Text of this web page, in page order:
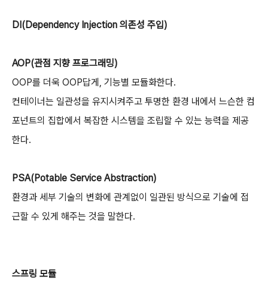
DI(Dependency Injection 의존성 주입)
AOP(관점 지향 프로그래밍)
OOP를 더욱 OOP답게, 기능별 모듈화한다.
컨테이너는 일관성을 유지시켜주고 투명한 환경 내에서 느슨한 컴
포넌트의 집합에서 복잡한 시스템을 조립할 수 있는 능력을 제공
한다.
PSA(Potable Service Abstraction)
환경과 세부 기술의 변화에 관계없이 일관된 방식으로 기술에 접
근할 수 있게 해주는 것을 말한다.
스프링 모듈